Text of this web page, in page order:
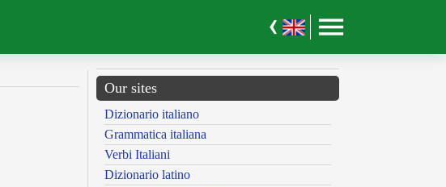
Our sites
Dizionario italiano
Grammatica italiana
Verbi Italiani
Dizionario latino